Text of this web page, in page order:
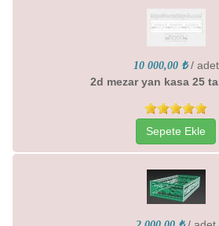
10 000,00 ₺ / adet
2d mezar yan kasa 25
Sepete Ekle